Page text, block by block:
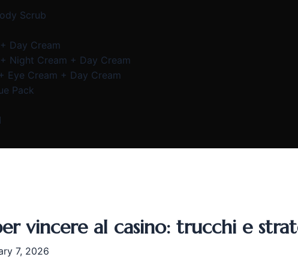
Scrub
Day Cream
Night Cream + Day Cream
Eye Cream + Day Cream
Pack
vincere al casino: trucchi e
7, 2026